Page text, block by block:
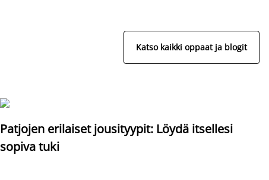
Katso kaikki oppaat ja blogit
Patjojen erilaiset jousityypit: Löydä itsellesi
sopiva tuki